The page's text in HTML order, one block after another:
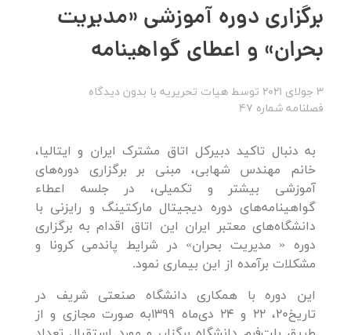
برگزاری دوره آموزشی «مدیریت
بحران» و اعطای گواهینامه‌
3 جولای 2021 توسط هیات تحریریه با بدون دیدگاه
فصلنامه شماره 47
به دنبال تاکید دبیرکل اتاق مشترک ایران و ایتالیا،
خانم مهندس شهابی، مبنی بر برگزاری دوره‌های
آموزشی بیشتر و تکمیلی، در جلسه اعطاء
گواهینامه‌های دوره دیجیتال مارکتینگ و رایزنی با
دانشگاه‎‌های معتبر ایران این اتاق اقدام به برگزاری
دوره « مدیریت بحران» در شرایط پاندمی کرونا و
مشکلات برآمده از این بیماری نمود.
این دوره با همکاری دانشگاه صنعتی شریف در
تاریخ20، 22 و 24 دی‌ماه 1399به صورت مجازی و از